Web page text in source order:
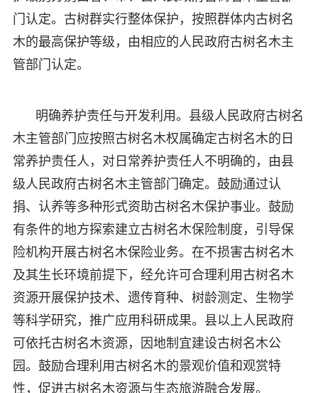
门认定。古树群实行整体保护，按照群体内古树名
木的最高保护等级，由相应的人民政府古树名木主
管部门认定。
明确养护责任与开发利用。县级人民政府古树名
木主管部门应按照古树名木权属确定古树名木的日
常养护责任人，对日常养护责任人不明确的，由县
级人民政府古树名木主管部门确定。鼓励通过认
捐、认养等多种形式资助古树名木保护事业。鼓励
有条件的地方探索建立古树名木保险制度，引导保
险机构开展古树名木保险业务。在不损害古树名木
及其生长环境前提下，经允许可合理利用古树名木
资源开展保护技术、遗传育种、树龄测定、生物学
等科学研究，推广应用科研成果。县以上人民政府
可依托古树名木资源，因地制宜建设古树名木公
园。鼓励合理利用古树名木的景观价值和观赏特
性，促进古树名木资源与生态旅游融合发展。